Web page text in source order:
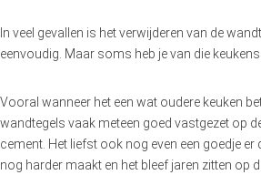
In veel gevallen is het verwijderen van de
eenvoudig. Maar soms heb je van die
Vooral wanneer het een wat oudere keuken
wandtegels vaak meteen goed vastgezet op
cement. Het liefst ook nog even een goedje
nog harder maakt en het bleef jaren zitten op